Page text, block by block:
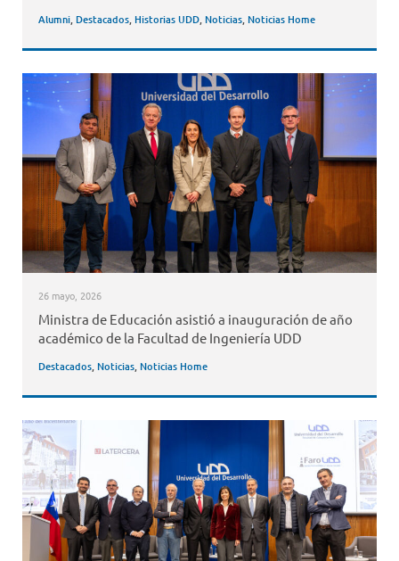
Alumni, Destacados, Historias UDD, Noticias, Noticias Home
26 mayo, 2026
Ministra de Educación asistió a inauguración de año
académico de la Facultad de Ingeniería UDD
Destacados, Noticias, Noticias Home